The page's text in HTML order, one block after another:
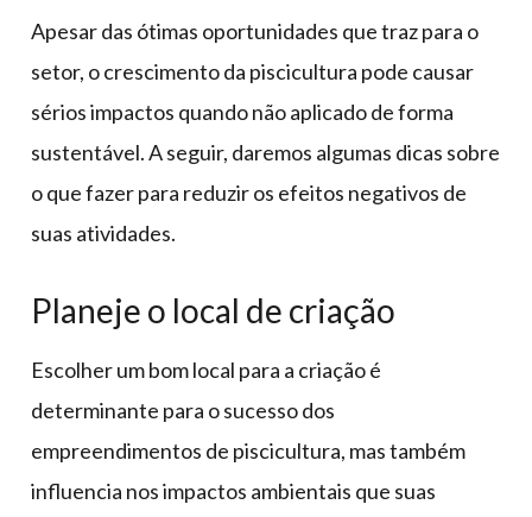
Apesar das ótimas oportunidades que traz para o
setor, o crescimento da piscicultura pode causar
sérios impactos quando não aplicado de forma
sustentável. A seguir, daremos algumas dicas sobre
o que fazer para reduzir os efeitos negativos de
suas atividades.
Planeje o local de criação
Escolher um bom local para a criação é
determinante para o sucesso dos
empreendimentos de piscicultura, mas também
influencia nos impactos ambientais que suas